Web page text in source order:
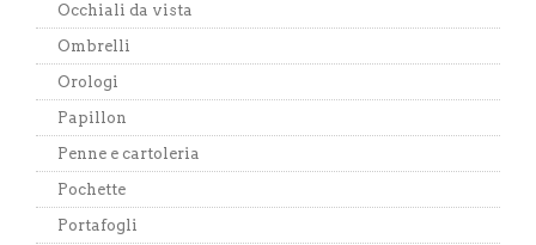
Occhiali da vista
Ombrelli
Orologi
Papillon
Penne e cartoleria
Pochette
Portafogli